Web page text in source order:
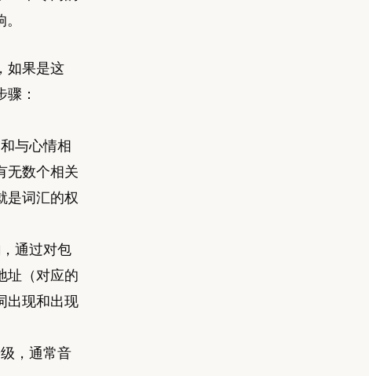
如果是这
：
与心情相
无数个相关
是词汇的权
通过对包
址（对应的
出现和出现
，通常音